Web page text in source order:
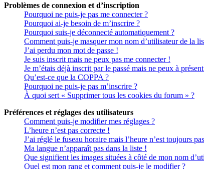
Problèmes de connexion et d’inscription
Pourquoi ne puis-je pas me connecter ?
Pourquoi ai-je besoin de m’inscrire ?
Pourquoi suis-je déconnecté automatiquement ?
Comment puis-je masquer mon nom d’utilisateur de la
J’ai perdu mon mot de passe !
Je suis inscrit mais ne peux pas me connecter !
Je m’étais déjà inscrit par le passé mais ne peux à
Qu’est-ce que la COPPA ?
Pourquoi ne puis-je pas m’inscrire ?
À quoi sert « Supprimer tous les cookies du forum » ?
Préférences et réglages des utilisateurs
Comment puis-je modifier mes réglages ?
L’heure n’est pas correcte !
J’ai réglé le fuseau horaire mais l’heure n’est toujours
Ma langue n’apparaît pas dans la liste !
Que signifient les images situées à côté de mon nom
Quel est mon rang et comment puis-je le modifier ?